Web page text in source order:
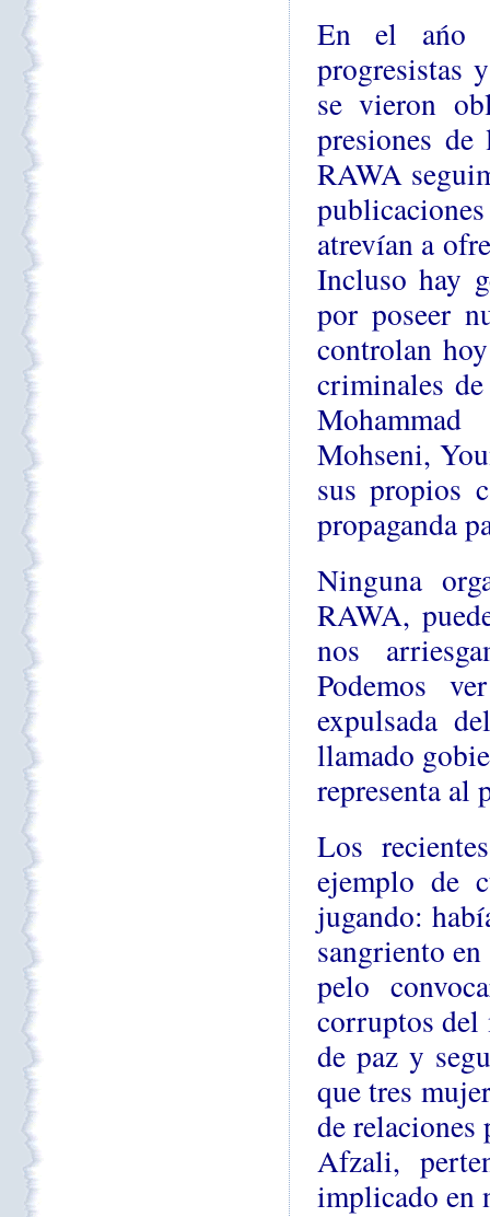
En el ańo
progresistas
se vieron
presiones
RAWA
atrevían a
Incluso hay
por poseer
controlan
criminales
Mohseni,
sus propios
propaganda
Ninguna
RAWA,
nos
Podemos
expulsada
llamado
representa al
Los
ejemplo de
jugando:
sangriento
pelo
corruptos del
de paz y
que tres
de
Afzali,
implicado en